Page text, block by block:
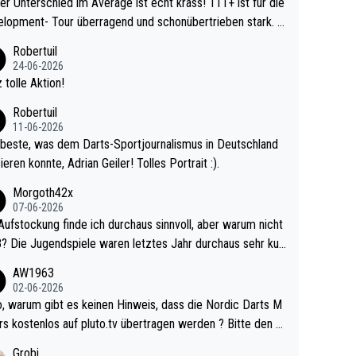
Tour überragend und schonübertrieben stark. U
Da gewinnst keinen Blumentopf - ist ja n
eines Kreisligisten vs einem Bu
Robertuil
24-06-2026
tolle Aktion!
Robertuil
11-06-2026
was dem Darts-Sportjournalismus in Deutschland
konnte, Adrian Geiler! Tolles Portrait :).
Morgoth42x
07-06-2026
finde ich durchaus sinnvoll, aber warum nicht
sehr kur
Somit ändert die automatische Qualifikation des Weltm
nichts. Ich denke sie wollen damit für nächste
AW1963
02-06-2026
M
kostenlos auf pluto.tv übertragen werden ? Bitte den A